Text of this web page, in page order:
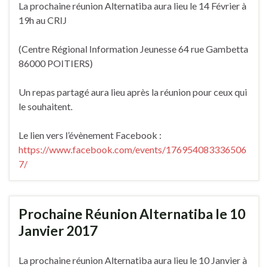
La prochaine réunion Alternatiba aura lieu le 14 Février à
19h au CRIJ
(Centre Régional Information Jeunesse 64 rue Gambetta
86000 POITIERS)
Un repas partagé aura lieu après la réunion pour ceux qui
le souhaitent.
Le lien vers l’évènement Facebook :
https://www.facebook.com/events/176954083336506
7/
Prochaine Réunion Alternatiba le 10
Janvier 2017
La prochaine réunion Alternatiba aura lieu le 10 Janvier à